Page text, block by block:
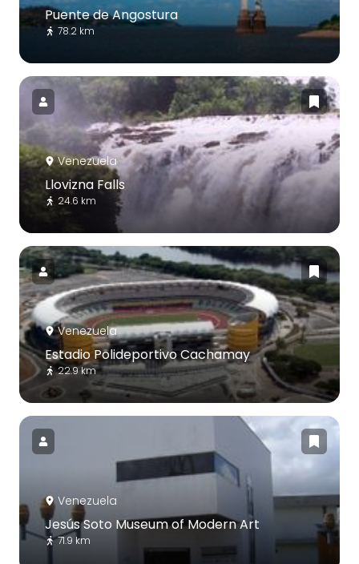
Puente de Angostura
78.2 km
Venezuela
Llovizna Falls
24.6 km
Venezuela
Estadio Polideportivo Cachamay
22.9 km
Venezuela
Jesús Soto Museum of Modern Art
71.9 km